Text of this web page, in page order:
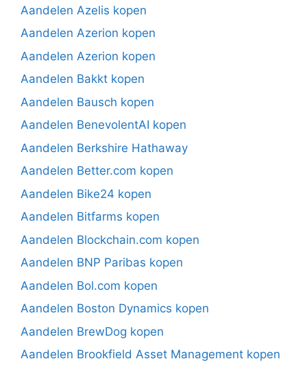
Aandelen Azelis kopen
Aandelen Azerion kopen
Aandelen Azerion kopen
Aandelen Bakkt kopen
Aandelen Bausch kopen
Aandelen BenevolentAI kopen
Aandelen Berkshire Hathaway
Aandelen Better.com kopen
Aandelen Bike24 kopen
Aandelen Bitfarms kopen
Aandelen Blockchain.com kopen
Aandelen BNP Paribas kopen
Aandelen Bol.com kopen
Aandelen Boston Dynamics kopen
Aandelen BrewDog kopen
Aandelen Brookfield Asset Management kopen